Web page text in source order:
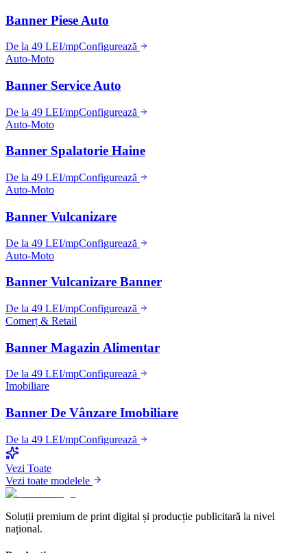
Banner Piese Auto
De la 49 LEI/mpConfigurează
Auto-Moto
Banner Service Auto
De la 49 LEI/mpConfigurează
Auto-Moto
Banner Spalatorie Haine
De la 49 LEI/mpConfigurează
Auto-Moto
Banner Vulcanizare
De la 49 LEI/mpConfigurează
Auto-Moto
Banner Vulcanizare Banner
De la 49 LEI/mpConfigurează
Comerț & Retail
Banner Magazin Alimentar
De la 49 LEI/mpConfigurează
Imobiliare
Banner De Vânzare Imobiliare
De la 49 LEI/mpConfigurează
Vezi Toate
Vezi toate modelele
Soluții premium de print digital și producție publicitară la nivel
național.